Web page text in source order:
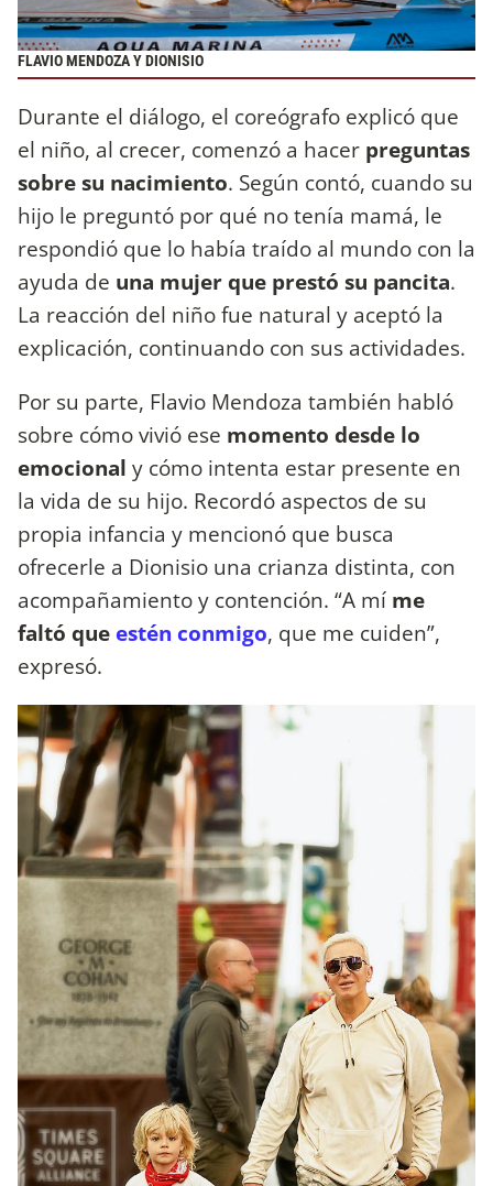
FLAVIO MENDOZA Y DIONISIO
Durante el diálogo, el coreógrafo explicó que
el niño, al crecer, comenzó a hacer preguntas
sobre su nacimiento. Según contó, cuando su
hijo le preguntó por qué no tenía mamá, le
respondió que lo había traído al mundo con la
ayuda de una mujer que prestó su pancita.
La reacción del niño fue natural y aceptó la
explicación, continuando con sus actividades.
Por su parte, Flavio Mendoza también habló
sobre cómo vivió ese momento desde lo
emocional y cómo intenta estar presente en
la vida de su hijo. Recordó aspectos de su
propia infancia y mencionó que busca
ofrecerle a Dionisio una crianza distinta, con
acompañamiento y contención. “A mí me
faltó que estén conmigo, que me cuiden”,
expresó.